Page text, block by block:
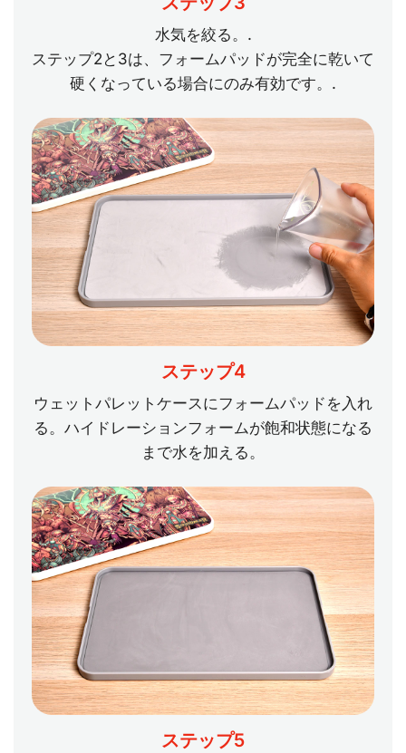
水気を絞る。.
ステップ2と3は、フォームパッドが完全に乾いて
硬くなっている場合にのみ有効です。.
ステップ4
ウェットパレットケースにフォームパッドを入れ
る。ハイドレーションフォームが飽和状態になる
まで水を加える。
ステップ5